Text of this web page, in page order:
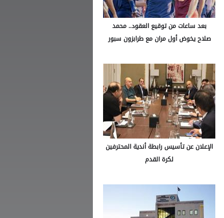
بعد ساعات من توقيع العقود.. محمد
صلاح يخوض أول مران مع طرابزون سبور
الإعلان عن تأسيس رابطة أندية المحترفين
لكرة القدم